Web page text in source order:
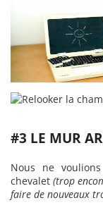
#3 LE MUR
Nous ne
chevalet(trop
faire de nouveaux